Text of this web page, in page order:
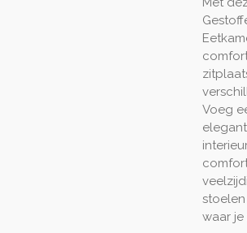
Voeg
waar je